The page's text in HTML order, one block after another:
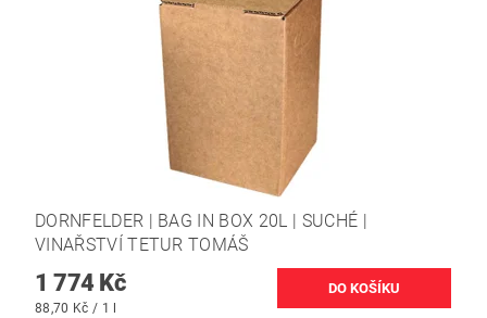
DORNFELDER | BAG IN BOX 20L | SUCHÉ |
VINAŘSTVÍ TETUR TOMÁŠ
1 774 Kč
88,70 Kč / 1 l